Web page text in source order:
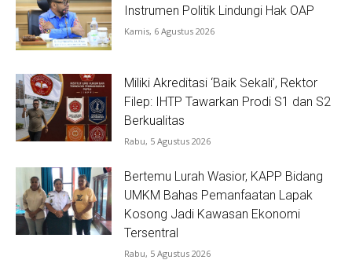
Instrumen Politik Lindungi Hak OAP
Kamis, 6 Agustus 2026
Miliki Akreditasi ‘Baik Sekali’, Rektor
Filep: IHTP Tawarkan Prodi S1 dan S2
Berkualitas
Rabu, 5 Agustus 2026
Bertemu Lurah Wasior, KAPP Bidang
UMKM Bahas Pemanfaatan Lapak
Kosong Jadi Kawasan Ekonomi
Tersentral
Rabu, 5 Agustus 2026